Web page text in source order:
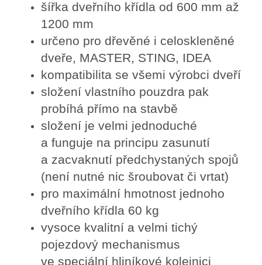
šířka dveřního křídla od 600 mm až
1200 mm
určeno pro dřevěné i celoskleněné
dveře, MASTER, STING, IDEA
kompatibilita se všemi výrobci dveří
složení vlastního pouzdra pak
probíhá přímo na stavbě
složení je velmi jednoduché
a funguje na principu zasunutí
a zacvaknutí předchystaných spojů
(není nutné nic šroubovat či vrtat)
pro maximální hmotnost jednoho
dveřního křídla 60 kg
vysoce kvalitní a velmi tichý
pojezdový mechanismus
ve speciální hliníkové kolejnici